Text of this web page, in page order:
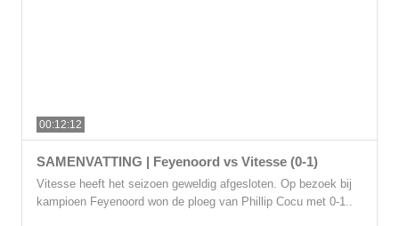
00:12:12
SAMENVATTING | Feyenoord vs Vitesse (0-1)
Vitesse heeft het seizoen geweldig afgesloten. Op bezoek bij
kampioen Feyenoord won de ploeg van Phillip Cocu met 0-1..